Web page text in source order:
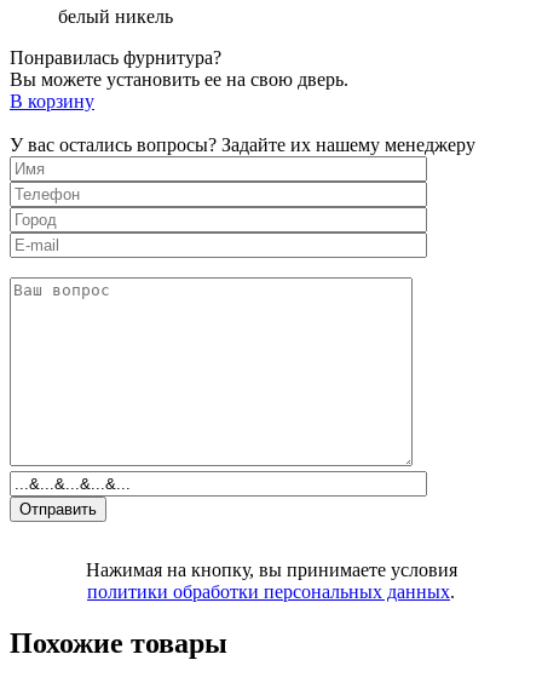
белый никель
Понравилась фурнитура?
Вы можете установить ее на свою дверь.
В корзину
У вас остались вопросы? Задайте их нашему менеджеру
Нажимая на кнопку, вы принимаете условия
политики обработки персональных данных.
Похожие товары